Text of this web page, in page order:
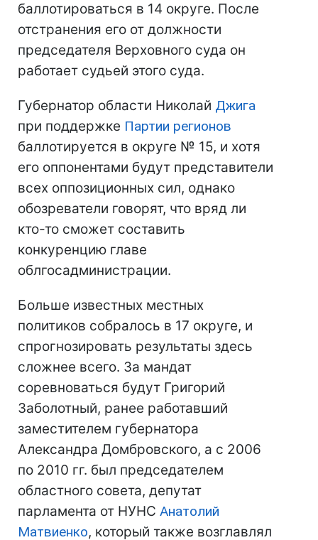
баллотироваться в 14 округе. После
отстранения его от должности
председателя Верховного суда он
работает судьей этого суда.
Губернатор области Николай Джига
при поддержке Партии регионов
баллотируется в округе № 15, и хотя
его оппонентами будут представители
всех оппозиционных сил, однако
обозреватели говорят, что вряд ли
кто-то сможет составить
конкуренцию главе
облгосадминистрации.
Больше известных местных
политиков собралось в 17 округе, и
спрогнозировать результаты здесь
сложнее всего. За мандат
соревноваться будут Григорий
Заболотный, ранее работавший
заместителем губернатора
Александра Домбровского, а с 2006
по 2010 гг. был председателем
областного совета, депутат
парламента от НУНС Анатолий
Матвиенко, который также возглавлял